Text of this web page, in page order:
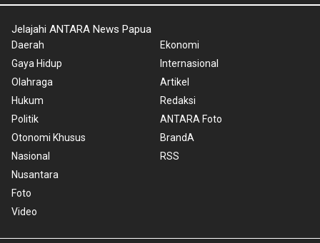
Jelajahi ANTARA News Papua
Daerah
Gaya Hidup
Olahraga
Hukum
Politik
Otonomi Khusus
Nasional
Nusantara
Foto
Video
Ekonomi
Internasional
Artikel
Redaksi
ANTARA Foto
BrandA
RSS